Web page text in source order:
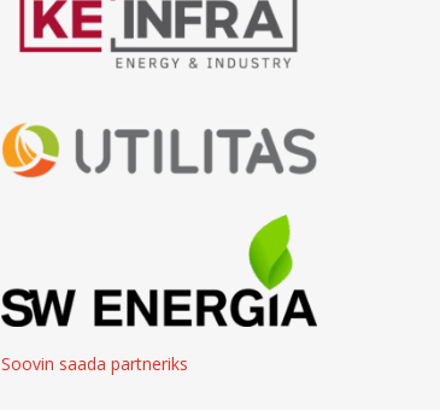
Soovin saada partneriks